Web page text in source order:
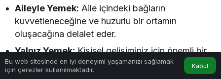
Aileyle Yemek: Aile içindeki bağların
kuvvetleneceğine ve huzurlu bir ortamın
oluşacağına delalet eder.
Yalnız Yemek:Kişisel gelişiminiz için önemli bir
döneme gireceğinizi ve kendi başınıza başarılı
olacağınızı gösterir.
Bu web sitesinde en iyi deneyimi yaşamanızı sağlamak
için çerezler kullanılmaktadır.
Kabul
Anasayfa Hesabım